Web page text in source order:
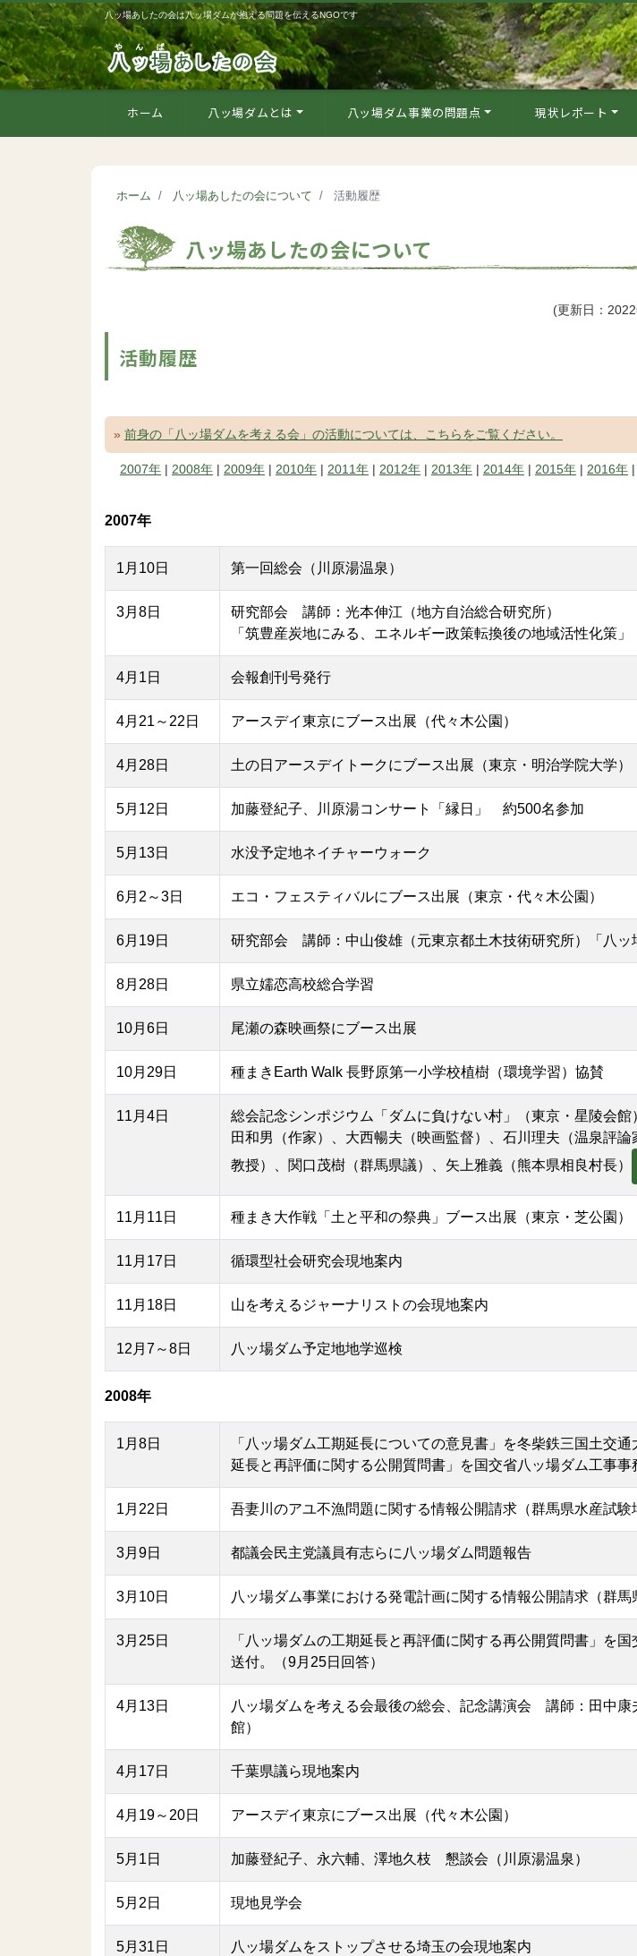
八ッ場あしたの会は八ッ場ダムが抱える問題を伝えるNGOです
ホーム 八ッ場ダムとは 八ッ場ダム事業の問題点 現状レポート
ホーム 八ッ場あしたの会について 活動履歴
八ッ場あしたの会について
(更新日：
活動履歴
» 前身の「八ッ場ダムを考える会」の活動については、こちらをご覧ください。
2007年 | 2008年 | 2009年 | 2010年 | 2011年 | 2012年 | 2013年 | 2014年 | 2015年 | 2016年 |
2007年
1月10日 第一回総会（川原湯温泉）
3月8日
研究部会 講師：光本伸江（地方自治総合研究所）
「筑豊産炭地にみる、エネルギー政策転換後の地域活性化策」
4月1日 会報創刊号発行
4月21～22日 アースデイ東京にブース出展（代々木公園）
4月28日 土の日アースデイトークにブース出展（東京・明治学院大学）
5月12日 加藤登紀子、川原湯コンサート「縁日」 約500名参加
5月13日 水没予定地ネイチャーウォーク
6月2～3日 エコ・フェスティバルにブース出展（東京・代々木公園）
6月19日 研究部会 講師：中山俊雄（元東京都土木技術研究所）「八ッ
8月28日 県立嬬恋高校総合学習
10月6日 尾瀬の森映画祭にブース出展
10月29日 種まきEarth Walk 長野原第一小学校植樹（環境学習）協賛
11月4日
総会記念シンポジウム「ダムに負けない村」（東京・星陵会
田和男（作家）、大西暢夫（映画監督）、石川理夫（温泉評
教授）、関口茂樹（群馬県議）、矢上雅義（熊本県相良村長）
11月11日 種まき大作戦「土と平和の祭典」ブース出展（東京・芝公園）
11月17日 循環型社会研究会現地案内
11月18日 山を考えるジャーナリストの会現地案内
12月7～8日 八ッ場ダム予定地地学巡検
2008年
1月8日
「八ッ場ダム工期延長についての意見書」を冬柴鉄三国土交
延長と再評価に関する公開質問書」を国交省八ッ場ダム工事事
1月22日 吾妻川のアユ不漁問題に関する情報公開請求（群馬県水産試験
3月9日 都議会民主党議員有志らに八ッ場ダム問題報告
3月10日 八ッ場ダム事業における発電計画に関する情報公開請求（群馬
3月25日
「八ッ場ダムの工期延長と再評価に関する再公開質問書」を
送付。（9月25日回答）
4月13日
八ッ場ダムを考える会最後の総会、記念講演会 講師：田中康
館）
4月17日 千葉県議ら現地案内
4月19～20日 アースデイ東京にブース出展（代々木公園）
5月1日 加藤登紀子、永六輔、澤地久枝 懇談会（川原湯温泉）
5月2日 現地見学会
5月31日 八ッ場ダムをストップさせる埼玉の会現地案内